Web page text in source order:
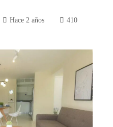
Hace 2 años 410